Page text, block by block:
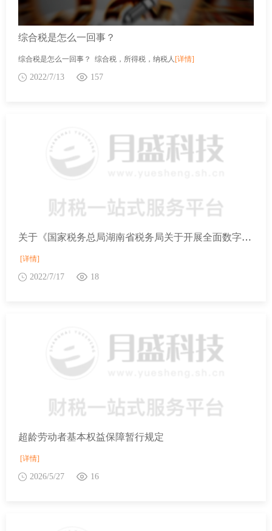
综合税是怎么一回事？
综合税是怎么一回事？ 综合税，所得税，纳税人 [详情]
2022/7/13 157
关于《国家税务总局湖南省税务局关于开展全面数字化的电子发票受票试点工作的公告》的解读
[详情]
2022/7/17 18
超龄劳动者基本权益保障暂行规定
[详情]
2026/5/27 16